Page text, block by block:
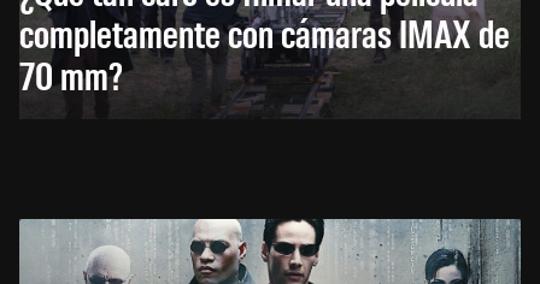
completamente con cámaras IMAX de
70 mm?